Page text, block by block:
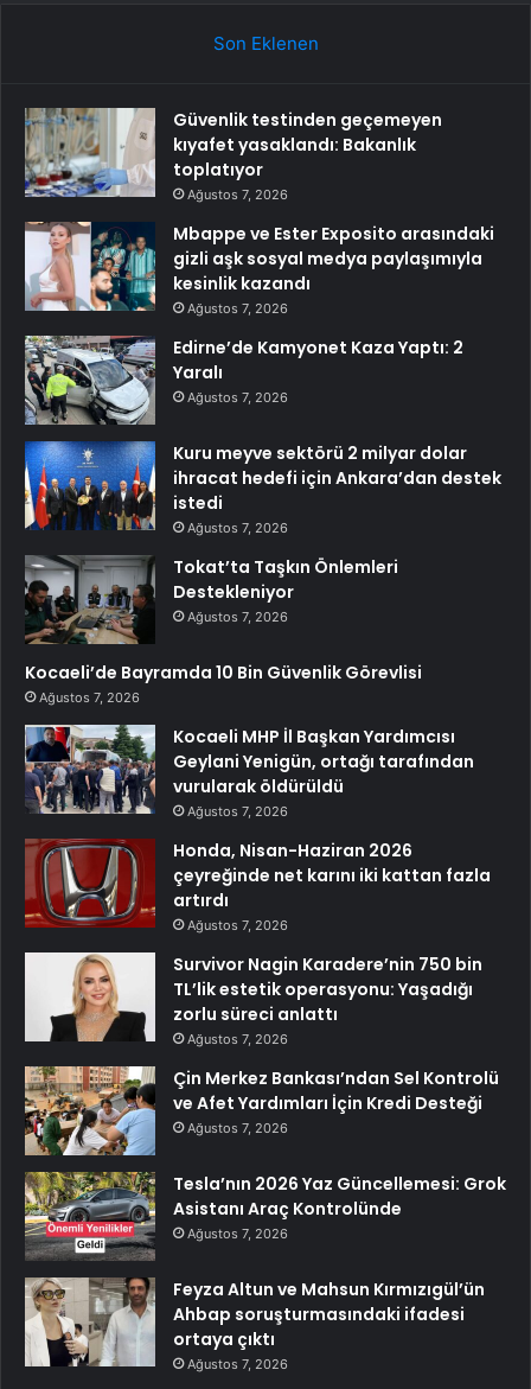
Son Eklenen
Güvenlik testinden geçemeyen
kıyafet yasaklandı: Bakanlık
toplatıyor
Ağustos 7, 2026
Mbappe ve Ester Exposito arasındaki
gizli aşk sosyal medya paylaşımıyla
kesinlik kazandı
Ağustos 7, 2026
Edirne’de Kamyonet Kaza Yaptı: 2
Yaralı
Ağustos 7, 2026
Kuru meyve sektörü 2 milyar dolar
ihracat hedefi için Ankara’dan destek
istedi
Ağustos 7, 2026
Tokat’ta Taşkın Önlemleri
Destekleniyor
Ağustos 7, 2026
Kocaeli’de Bayramda 10 Bin Güvenlik Görevlisi
Ağustos 7, 2026
Kocaeli MHP İl Başkan Yardımcısı
Geylani Yenigün, ortağı tarafından
vurularak öldürüldü
Ağustos 7, 2026
Honda, Nisan-Haziran 2026
çeyreğinde net karını iki kattan fazla
artırdı
Ağustos 7, 2026
Survivor Nagin Karadere’nin 750 bin
TL’lik estetik operasyonu: Yaşadığı
zorlu süreci anlattı
Ağustos 7, 2026
Çin Merkez Bankası’ndan Sel Kontrolü
ve Afet Yardımları İçin Kredi Desteği
Ağustos 7, 2026
Tesla’nın 2026 Yaz Güncellemesi: Grok
Asistanı Araç Kontrolünde
Ağustos 7, 2026
Feyza Altun ve Mahsun Kırmızıgül’ün
Ahbap soruşturmasındaki ifadesi
ortaya çıktı
Ağustos 7, 2026